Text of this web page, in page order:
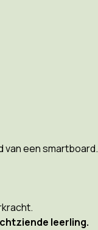
van een smartboard.
leerling.